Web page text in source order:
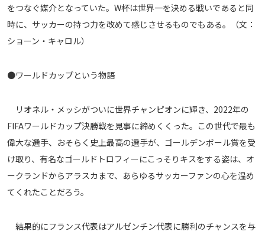
TV
をつなぐ媒介となっていた。W杯は世界一を決める戦いであると同
時に、サッカーの持つ力を改めて感じさせるものでもある。（文：
ショーン・キャロル）
●ワールドカップという物語
リオネル・メッシがついに世界チャンピオンに輝き、2022年の
FIFAワールドカップ決勝戦を見事に締めくくった。この世代で最も
偉大な選手、おそらく史上最高の選手が、ゴールデンボール賞を受
け取り、有名なゴールドトロフィーにこっそりキスをする姿は、オ
ークランドからアラスカまで、あらゆるサッカーファンの心を温め
てくれたことだろう。
結果的にフランス代表はアルゼンチン代表に勝利のチャンスを与